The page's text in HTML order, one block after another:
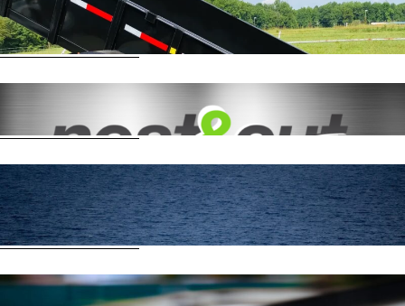
Nest&Cut alla B&A Trailers
Per saperne di più
Collaborazione tra Stopp e Nest&Cut
Per saperne di più
Come Nest&Cut facilita la costruzione di
yacht in alluminio
Per saperne di più
Come Nest&Cut ottimizza le auto da